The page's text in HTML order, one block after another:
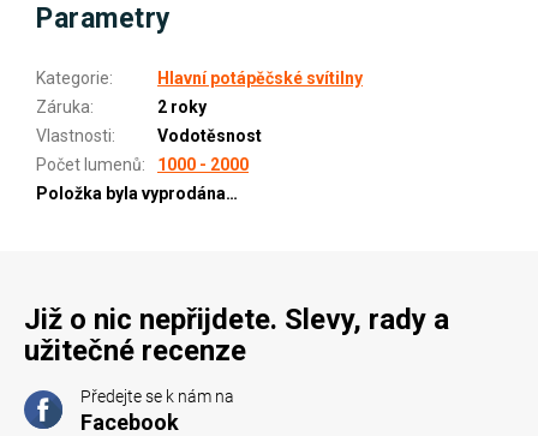
Parametry
Kategorie:
Hlavní potápěčské svítilny
Záruka:
2 roky
Vlastnosti:
Vodotěsnost
Počet lumenů:
1000 - 2000
Položka byla vyprodána…
Již o nic nepřijdete. Slevy, rady a
užitečné recenze
Předejte se k nám na
Facebook